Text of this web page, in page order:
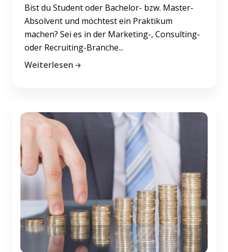
Bist du Student oder Bachelor- bzw. Master-
Absolvent und möchtest ein Praktikum
machen? Sei es in der Marketing-, Consulting-
oder Recruiting-Branche...
Weiterlesen